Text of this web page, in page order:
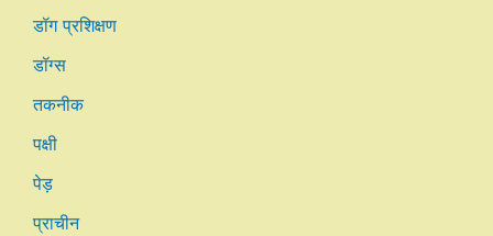
डॉग प्रशिक्षण
डॉग्स
तकनीक
पक्षी
पेड़
प्राचीन